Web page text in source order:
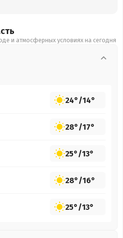
и атмосферных условиях на сегодня
24°/14°
28°/17°
25°/13°
28°/16°
25°/13°